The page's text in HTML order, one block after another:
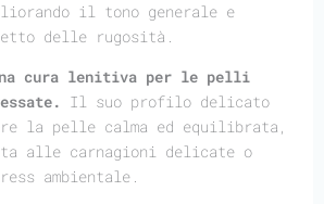
il tono generale e
delle rugosità.
cura lenitiva per le pelli
Il suo profilo delicato
la pelle calma ed equilibrata,
alle carnagioni delicate o
ambientale.